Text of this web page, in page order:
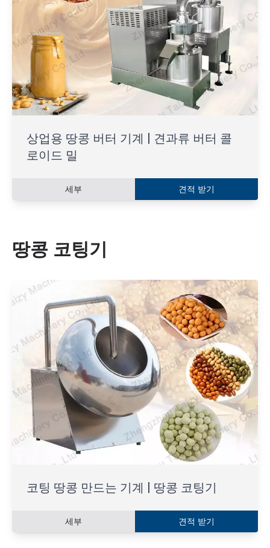
상업용 땅콩 버터 기계 | 견과류 버터 콜
로이드 밀
세부 견적 받기
땅콩 코팅기
코팅 땅콩 만드는 기계 | 땅콩 코팅기
세부 견적 받기